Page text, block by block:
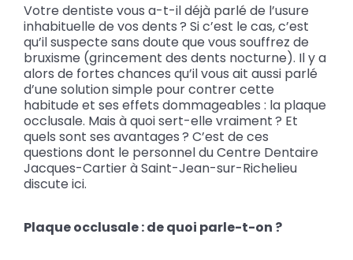
Votre dentiste vous a-t-il déjà parlé de l’usure
inhabituelle de vos dents ? Si c’est le cas, c’est
qu’il suspecte sans doute que vous souffrez de
bruxisme (grincement des dents nocturne). Il y a
alors de fortes chances qu’il vous ait aussi parlé
d’une solution simple pour contrer cette
habitude et ses effets dommageables : la plaque
occlusale. Mais à quoi sert-elle vraiment ? Et
quels sont ses avantages ? C’est de ces
questions dont le personnel du Centre Dentaire
Jacques-Cartier à Saint-Jean-sur-Richelieu
discute ici.
Plaque occlusale : de quoi parle-t-on ?